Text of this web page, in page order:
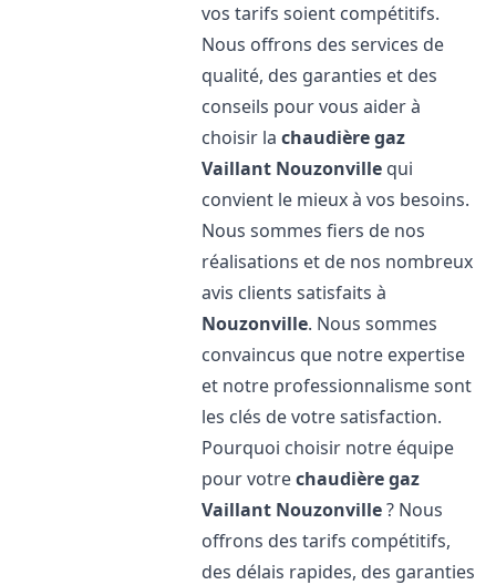
vos tarifs soient compétitifs.
Nous offrons des services de
qualité, des garanties et des
conseils pour vous aider à
choisir lachaudière gaz
Vaillant Nouzonville qui
convient le mieux à vos besoins.
Nous sommes fiers de nos
réalisations et de nos nombreux
avis clients satisfaits à
Nouzonville. Nous sommes
convaincus que notre expertise
et notre professionnalisme sont
les clés de votre satisfaction.
Pourquoi choisir notre équipe
pour votrechaudière gaz
Vaillant Nouzonville? Nous
offrons des tarifs compétitifs,
des délais rapides, des garanties